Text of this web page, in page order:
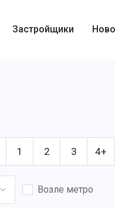
Застройщики
1 2 3 4+
Возле метро